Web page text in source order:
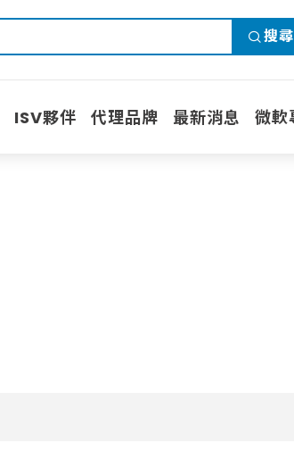
搜尋
ISV夥伴 代理品牌 最新消息 微軟